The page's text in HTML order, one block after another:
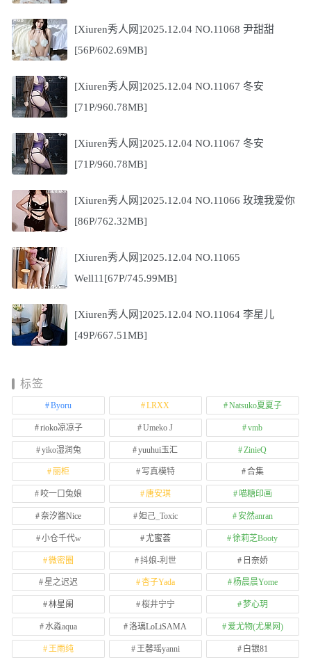
[Xiuren秀人网]2025.12.04 NO.11068 尹甜甜
[56P/602.69MB]
[Xiuren秀人网]2025.12.04 NO.11067 冬安
[71P/960.78MB]
[Xiuren秀人网]2025.12.04 NO.11067 冬安
[71P/960.78MB]
[Xiuren秀人网]2025.12.04 NO.11066 玫瑰我爱你
[86P/762.32MB]
[Xiuren秀人网]2025.12.04 NO.11065
Well11[67P/745.99MB]
[Xiuren秀人网]2025.12.04 NO.11064 李星儿
[49P/667.51MB]
标签
Byoru LRXX Natsuko夏夏子
rioko凉凉子 Umeko J vmb
yiko湿润兔 yuuhui玉汇 ZinieQ
丽柜 写真模特 合集
咬一口兔娘 唐安琪 喵糖印画
奈汐酱Nice 妲己_Toxic 安然anran
小仓千代w 尤蜜荟 徐莉芝Booty
微密圈 抖娘-利世 日奈娇
星之迟迟 杏子Yada 杨晨晨Yome
林星阑 桜井宁宁 梦心玥
水淼aqua 洛璃LoLiSAMA 爱尤物(尤果网)
王雨纯 王馨瑶yanni 白银81